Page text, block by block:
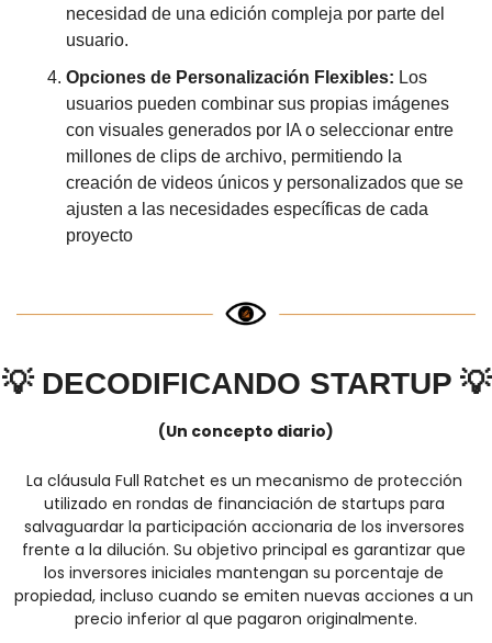
necesidad de una edición compleja por parte del
usuario.
Opciones de Personalización Flexibles: Los
usuarios pueden combinar sus propias imágenes
con visuales generados por IA o seleccionar entre
millones de clips de archivo, permitiendo la
creación de videos únicos y personalizados que se
ajusten a las necesidades específicas de cada
proyecto
💡 DECODIFICANDO STARTUP 💡
(Un concepto diario)
La cláusula Full Ratchet es un mecanismo de protección
utilizado en rondas de financiación de startups para
salvaguardar la participación accionaria de los inversores
frente a la dilución. Su objetivo principal es garantizar que
los inversores iniciales mantengan su porcentaje de
propiedad, incluso cuando se emiten nuevas acciones a un
precio inferior al que pagaron originalmente.